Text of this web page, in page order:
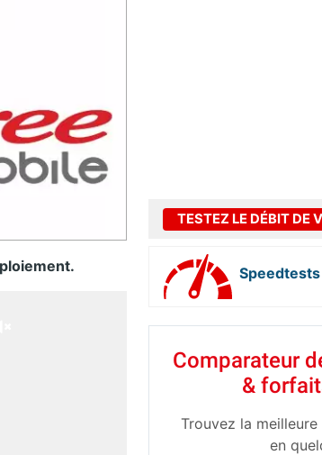
TESTEZ LE DÉBIT DE
Speedtests
Comparateur
&
Trouvez la
en